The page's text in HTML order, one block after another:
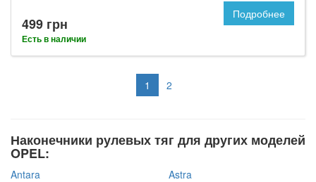
499 грн
Есть в наличии
Подробнее
1 2
Наконечники рулевых тяг для других моделей
OPEL:
Antara
Astra